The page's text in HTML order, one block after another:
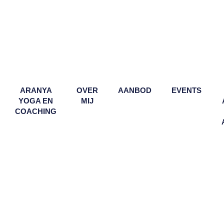
ARANYA
YOGA EN
COACHING
OVER
MIJ
AANBOD
EVENTS